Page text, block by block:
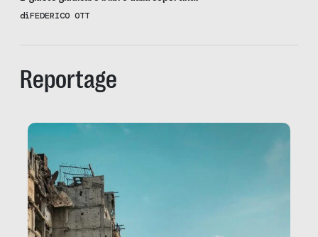
diFEDERICO OTT
Reportage